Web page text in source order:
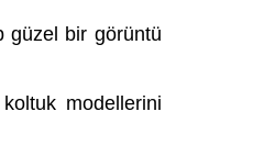
güzel bir görüntü
modellerini